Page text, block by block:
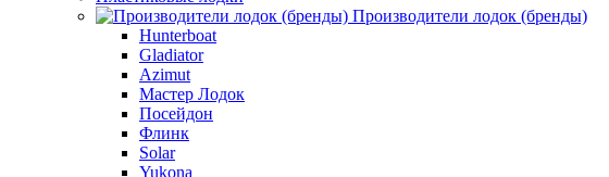
Производители лодок (бренды)
Hunterboat
Gladiator
Azimut
Мастер Лодок
Посейдон
Флинк
Solar
Yukona